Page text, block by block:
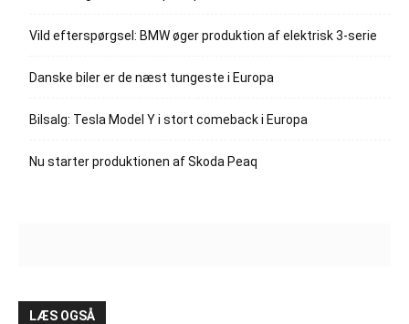
Vild efterspørgsel: BMW øger produktion af elektrisk 3-serie
Danske biler er de næst tungeste i Europa
Bilsalg: Tesla Model Y i stort comeback i Europa
Nu starter produktionen af Skoda Peaq
LÆS OGSÅ